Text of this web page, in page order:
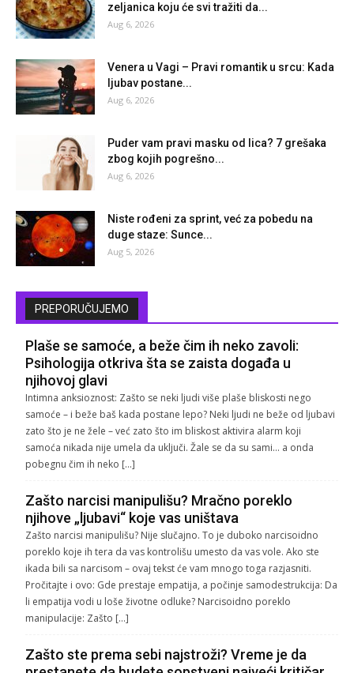
zeljanica koju će svi tražiti da...
Aug 6, 2026
Venera u Vagi – Pravi romantik u srcu: Kada
ljubav postane...
Aug 6, 2026
Puder vam pravi masku od lica? 7 grešaka
zbog kojih pogrešno...
Aug 6, 2026
Niste rođeni za sprint, već za pobedu na
duge staze: Sunce...
Aug 5, 2026
PREPORUČUJEMO
Plaše se samoće, a beže čim ih neko zavoli:
Psihologija otkriva šta se zaista događa u
njihovoj glavi
Intimna anksioznost: Zašto se neki ljudi više plaše bliskosti nego
samoće – i beže baš kada postane lepo? Neki ljudi ne beže od ljubavi
zato što je ne žele – već zato što im bliskost aktivira alarm koji
samoća nikada nije umela da uključi. Žale se da su sami… a onda
pobegnu čim ih neko […]
Zašto narcisi manipulišu? Mračno poreklo
njihove „ljubavi“ koje vas uništava
Zašto narcisi manipulišu? Nije slučajno. To je duboko narcisoidno
poreklo koje ih tera da vas kontrolišu umesto da vas vole. Ako ste
ikada bili sa narcisom – ovaj tekst će vam mnogo toga razjasniti.
Pročitajte i ovo: Gde prestaje empatija, a počinje samodestrukcija: Da
li empatija vodi u loše životne odluke? Narcisoidno poreklo
manipulacije: Zašto […]
Zašto ste prema sebi najstroži? Vreme je da